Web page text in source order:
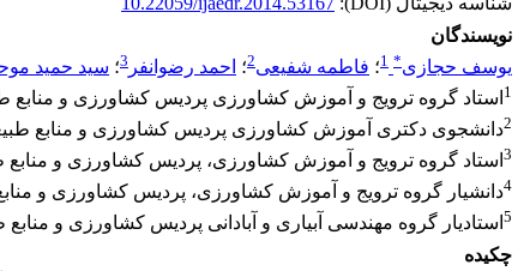
نویسندگان
یوسف حجازی*
1؛ فاطمه شفیعی2؛ احمد رضوانفر 3؛ سید حمید
1 استاد گروه ترویج و آموزش کشاورزی پردیس کشاورزی و منابع
2دانشجوی دکتری آموزش کشاورزی پردیس کشاورزی و منابع
3 استاد گروه ترویج و آموزش کشاورزی، پردیس کشاورزی و منابع
4دانشیار گروه ترویج و آموزش کشاورزی، پردیس کشاورزی و
5 استادیار گروه مهندسی آبیاری و آبادانی پردیس کشاورزی و منابع
چکیده